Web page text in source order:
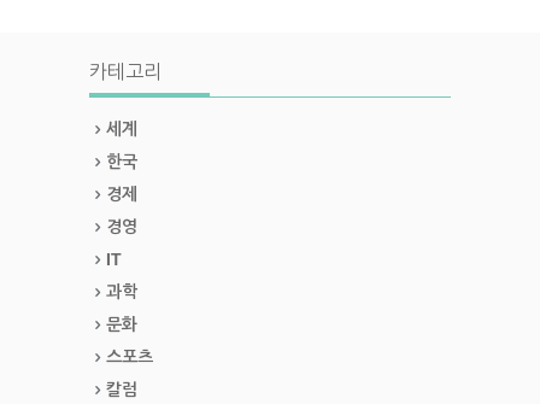
카테고리
세계
한국
경제
경영
IT
과학
문화
스포츠
칼럼